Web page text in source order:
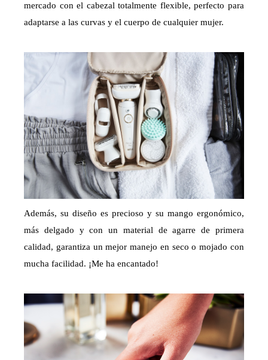
mercado con el cabezal totalmente flexible, perfecto para
adaptarse a las curvas y el cuerpo de cualquier mujer.
Además, su diseño es precioso y su mango ergonómico,
más delgado y con un material de agarre de primera
calidad, garantiza un mejor manejo en seco o mojado con
mucha facilidad. ¡Me ha encantado!